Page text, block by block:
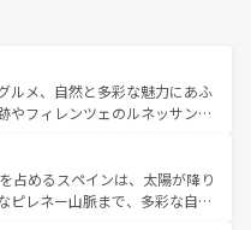
ルメ、自然と多彩な魅力にあふ
やフィレンツェのルネッサンス
田園風景やアマルフィ海岸の絶
ない。観光の合間には、本場の
イタリア料理を堪能することも
占めるスペインは、太陽が降り
ピレネー山脈まで、多彩な自然